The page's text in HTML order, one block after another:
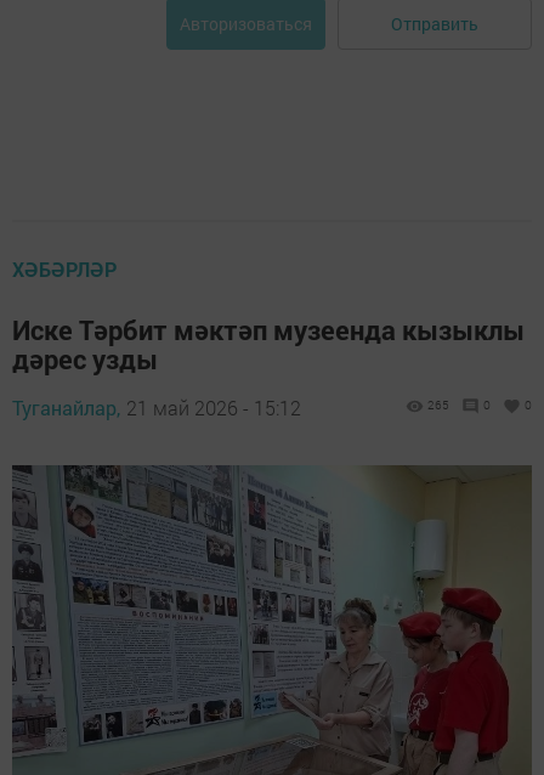
Авторизоваться Отправить
ХӘБӘРЛӘР
Иске Тәрбит мәктәп музеенда кызыклы
дәрес узды
Туганайлар, 21 май 2026 - 15:12 265 0 0